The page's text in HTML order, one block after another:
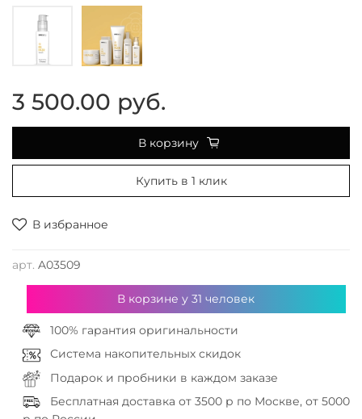
В избранное
арт. A03509
3 500.00 руб.
В корзину
Купить в 1 клик
В корзине у31 человек
100% гарантия оригинальности
Система накопительных скидок
Подарок и пробники в каждом заказе
Бесплатная доставка от 3500 р по Москве, от 5000